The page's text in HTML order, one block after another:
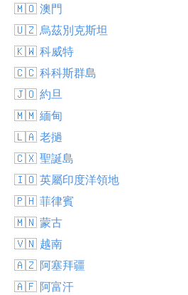
🇲🇴 澳門
🇺🇿 烏茲別克斯坦
🇰🇼 科威特
🇨🇨 科科斯群島
🇯🇴 約旦
🇲🇲 緬甸
🇱🇦 老撾
🇨🇽 聖誕島
🇮🇴 英屬印度洋領地
🇵🇭 菲律賓
🇲🇳 蒙古
🇻🇳 越南
🇦🇿 阿塞拜疆
🇦🇫 阿富汗